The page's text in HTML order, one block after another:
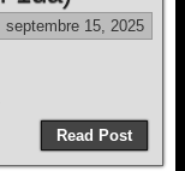
septembre 15, 2025
Read Post